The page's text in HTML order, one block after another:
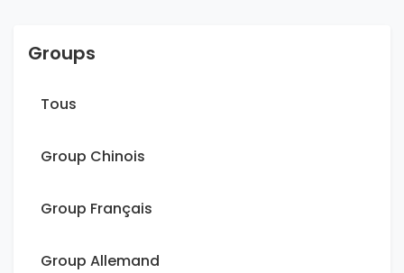
Groups
Tous
Group Chinois
Group Français
Group Allemand